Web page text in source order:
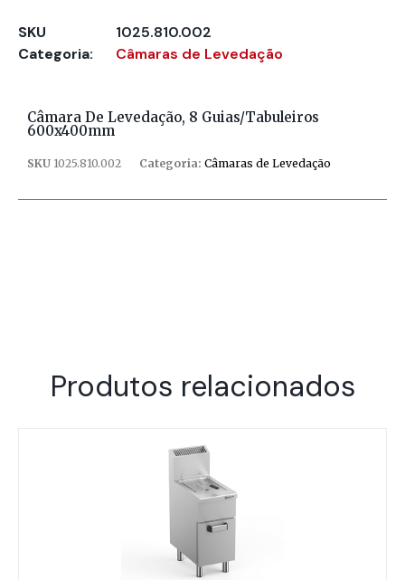
SKU
1025.810.002
Categoria:
Câmaras de Levedação
Câmara De Levedação, 8 Guias/tabuleiros
600x400mm
SKU 1025.810.002 Categoria: Câmaras de Levedação
Produtos relacionados